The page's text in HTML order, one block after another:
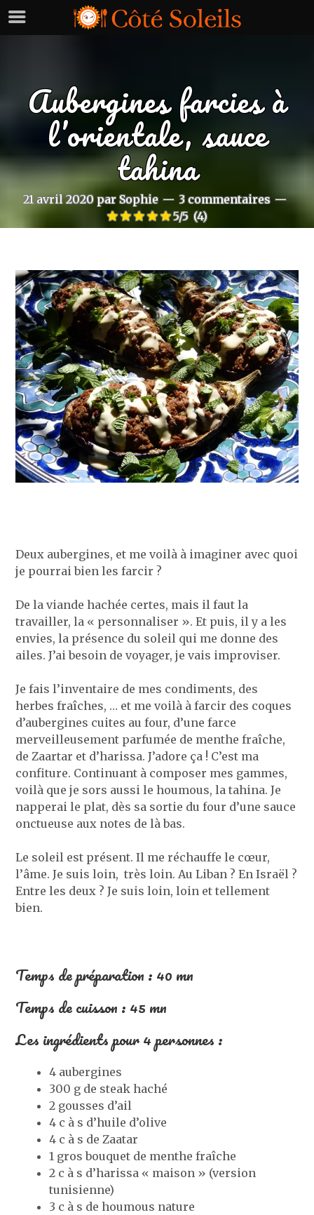
Aubergines farcies à
l’orientale, sauce
tahina
21 avril 2020 par Sophie
3 commentaires
5/5 (4)
Deux aubergines, et me voilà à imaginer avec quoi
je pourrai bien les farcir ?
De la viande hachée certes, mais il faut la
travailler, la « personnaliser ». Et puis, il y a les
envies, la présence du soleil qui me donne des
ailes. J’ai besoin de voyager, je vais improviser.
Je fais l’inventaire de mes condiments, des
herbes fraîches, … et me voilà à farcir des coques
d’aubergines cuites au four, d’une farce
merveilleusement parfumée de menthe fraîche,
de Zaartar et d’harissa. J’adore ça ! C’est ma
confiture. Continuant à composer mes gammes,
voilà que je sors aussi le houmous, la tahina. Je
napperai le plat, dès sa sortie du four d’une sauce
onctueuse aux notes de là bas.
Le soleil est présent. Il me réchauffe le cœur,
l’âme. Je suis loin, très loin. Au Liban ? En Israël ?
Entre les deux ? Je suis loin, loin et tellement
bien.
Temps de préparation : 40 mn
Temps de cuisson : 45 mn
Les ingrédients pour 4 personnes :
4 aubergines
300 g de steak haché
2 gousses d’ail
4 c à s d’huile d’olive
4 c à s de Zaatar
1 gros bouquet de menthe fraîche
2 c à s d’harissa « maison » (version
tunisienne)
3 c à s de houmous nature